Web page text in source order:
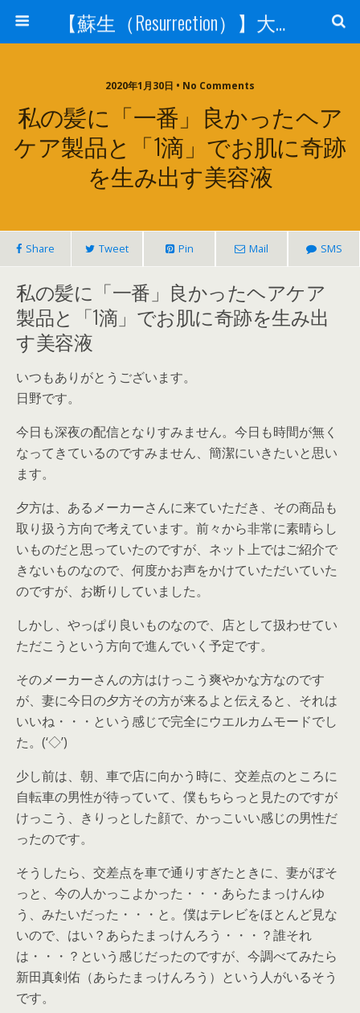
【蘇生（Resurrection）】大宇宙と人体の神秘を紐解く
2020年1月30日 • No Comments
私の髪に「一番」良かったヘア
ケア製品と「1滴」でお肌に奇跡
を生み出す美容液
Share Tweet Pin Mail SMS
私の髪に「一番」良かったヘアケア
製品と「1滴」でお肌に奇跡を生み出
す美容液
いつもありがとうございます。
日野です。
今日も深夜の配信となりすみません。今日も時間が無く
なってきているのですみません、簡潔にいきたいと思い
ます。
夕方は、あるメーカーさんに来ていただき、その商品も
取り扱う方向で考えています。前々から非常に素晴らし
いものだと思っていたのですが、ネット上ではご紹介で
きないものなので、何度かお声をかけていただいていた
のですが、お断りしていました。
しかし、やっぱり良いものなので、店として扱わせてい
ただこうという方向で進んでいく予定です。
そのメーカーさんの方はけっこう爽やかな方なのです
が、妻に今日の夕方その方が来るよと伝えると、それは
いいね・・・という感じで完全にウエルカムモードでし
た。(‘◇’)ゞ
少し前は、朝、車で店に向かう時に、交差点のところに
自転車の男性が待っていて、僕もちらっと見たのですが
けっこう、きりっとした顔で、かっこいい感じの男性だ
ったのです。
そうしたら、交差点を車で通りすぎたときに、妻がぼそ
っと、今の人かっこよかった・・・あらたまっけんゆ
う、みたいだった・・・と。僕はテレビをほとんど見な
いので、はい？あらたまっけんろう・・・？誰それ
は・・・？という感じだったのですが、今調べてみたら
新田真剣佑（あらたまっけんろう）という人がいるそう
です。